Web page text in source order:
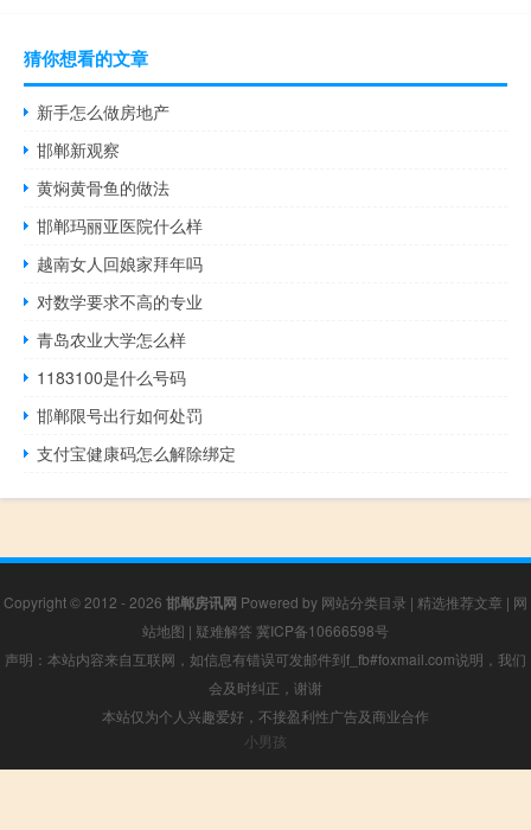
猜你想看的文章
新手怎么做房地产
邯郸新观察
黄焖黄骨鱼的做法
邯郸玛丽亚医院什么样
越南女人回娘家拜年吗
对数学要求不高的专业
青岛农业大学怎么样
1183100是什么号码
邯郸限号出行如何处罚
支付宝健康码怎么解除绑定
Copyright © 2012 - 2026 邯郸房讯网 Powered by 网站分类目录 | 精选推荐文章 | 网
站地图 | 疑难解答 冀ICP备10666598号
声明：本站内容来自互联网，如信息有错误可发邮件到f_fb#foxmail.com说明，我们
会及时纠正，谢谢
本站仅为个人兴趣爱好，不接盈利性广告及商业合作
小男孩